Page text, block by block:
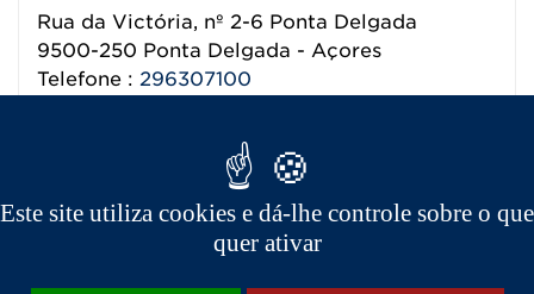
Rua da Victória, nº 2-6 Ponta Delgada
9500-250 Ponta Delgada - Açores
Telefone : 296307100
Ver detalhes do concessionário
Este site utiliza cookies e dá-lhe controle sobre o que
quer ativar